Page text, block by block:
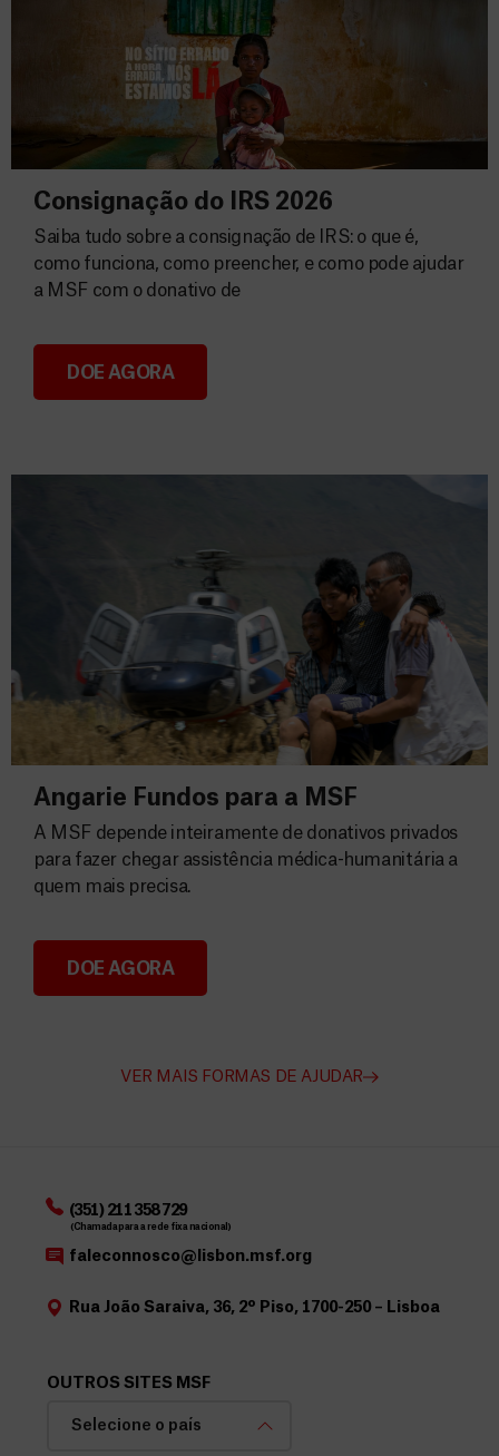
Consignação do IRS 2026
Consignação do IRS 2026
Saiba tudo sobre a consignação de IRS: o que é,
como funciona, como preencher, e como pode ajudar
a MSF com o donativo de
DOE AGORA
Angarie Fundos para a MSF
Angarie Fundos para a MSF
A MSF depende inteiramente de donativos privados
para fazer chegar assistência médica-humanitária a
quem mais precisa.
DOE AGORA
VER MAIS FORMAS DE AJUDAR
(351) 211 358 729
(Chamada para a rede fixa nacional)
faleconnosco@lisbon.msf.org
Rua João Saraiva, 36, 2º Piso, 1700-250 – Lisboa
OUTROS SITES MSF
Selecione o país